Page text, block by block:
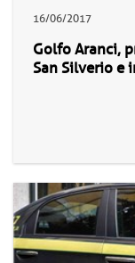
16/06/2017
Golfo Aranci,
San Silverio e